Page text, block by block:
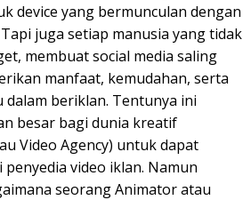
device yang bermunculan dengan
juga setiap manusia yang tidak
membuat social media saling
manfaat, kemudahan, serta
beriklan. Tentunya ini
besar bagi dunia kreatif
Video Agency) untuk dapat
video iklan. Namun
seorang Animator atau